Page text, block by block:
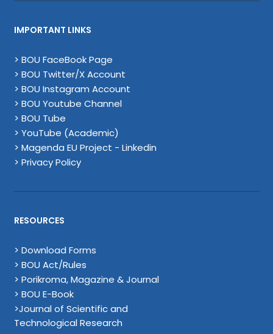
IMPORTANT LINKS
> BOU FaceBook Page
> BOU Twitter/X Account
> BOU Instagram Account
> BOU Youtube Channel
> BOU Tube
> YouTube (Academic)
> Magenda EU Project - Linkedin
> Privacy Policy
RESOURCES
> Download Forms
> BOU Act/Rules
> Porikroma, Magazine & Journal
> BOU E-Book
>Journal of Scientific and
Technological Research